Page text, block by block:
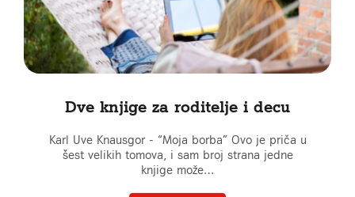
Dve knjige za roditelje i decu
Karl Uve Knausgor - “Moja borba” Ovo je priča u
šest velikih tomova, i sam broj strana jedne
knjige može…